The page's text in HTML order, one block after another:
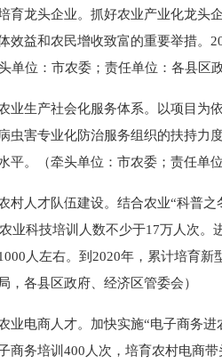
龙头企业。抓好农业产业化龙头企
效益和农民增收致富的重要举措。
单位：市农委；责任单位：各县区
生产社会化服务体系。以项目为依
虫害专业化防治服务组织的扶持力
平。（牵头单位：市农委；责任单
人才队伍建设。结合农业“科普之
业科技培训人数不少于17万人次
人左右。到2020年，累计培育
，各县区政府、经济区管委会）
电商人才。加快实施“电子商务进
商务培训400人次，培育农村电商